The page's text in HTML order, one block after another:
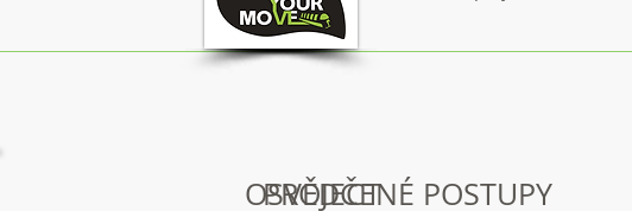
PROJECT
OSVĚDČENÉ POSTUPY